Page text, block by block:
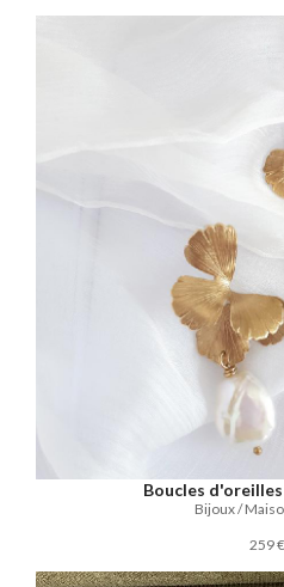
Boucles
Bijoux /
259 €